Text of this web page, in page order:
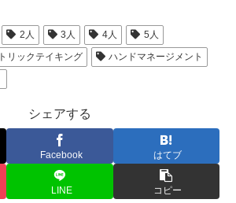
2人 3人 4人
5人
トリックテイキング
ハンドマネージメント
シェアする
Facebook はてブ
LINE コピー